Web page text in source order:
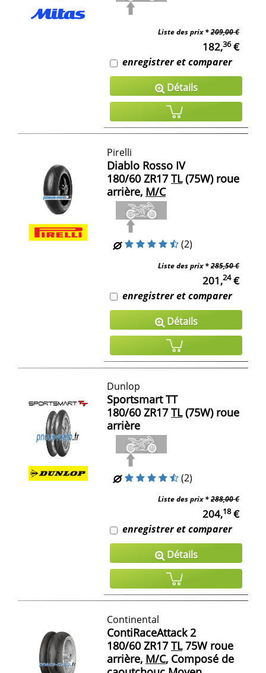
Liste des prix *209,00 €
182,36€
enregistrer et comparer
Détails
Pirelli
Diablo Rosso IV
180/60 ZR17 TL(75W) roue
arrière, M/C
(2)
Liste des prix *285,50 €
201,24€
enregistrer et comparer
Détails
Dunlop
Sportsmart TT
180/60 ZR17 TL(75W) roue
arrière
(2)
Liste des prix *288,00 €
204,18€
enregistrer et comparer
Détails
Continental
ContiRaceAttack 2
180/60 ZR17 TL75W roue
arrière, M/C, Composé de